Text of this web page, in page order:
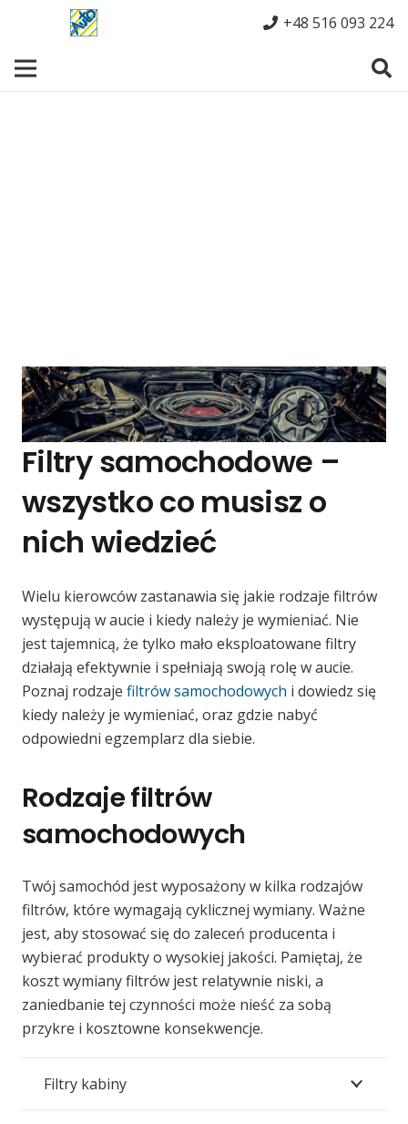
+48 516 093 224
Filtry samochodowe –
wszystko co musisz o
nich wiedzieć
Wielu kierowców zastanawia się jakie rodzaje filtrów
występują w aucie i kiedy należy je wymieniać. Nie
jest tajemnicą, że tylko mało eksploatowane filtry
działają efektywnie i spełniają swoją rolę w aucie.
Poznaj rodzaje filtrów samochodowych i dowiedz się
kiedy należy je wymieniać, oraz gdzie nabyć
odpowiedni egzemplarz dla siebie.
Rodzaje filtrów
samochodowych
Twój samochód jest wyposażony w kilka rodzajów
filtrów, które wymagają cyklicznej wymiany. Ważne
jest, aby stosować się do zaleceń producenta i
wybierać produkty o wysokiej jakości. Pamiętaj, że
koszt wymiany filtrów jest relatywnie niski, a
zaniedbanie tej czynności może nieść za sobą
przykre i kosztowne konsekwencje.
Filtry kabiny